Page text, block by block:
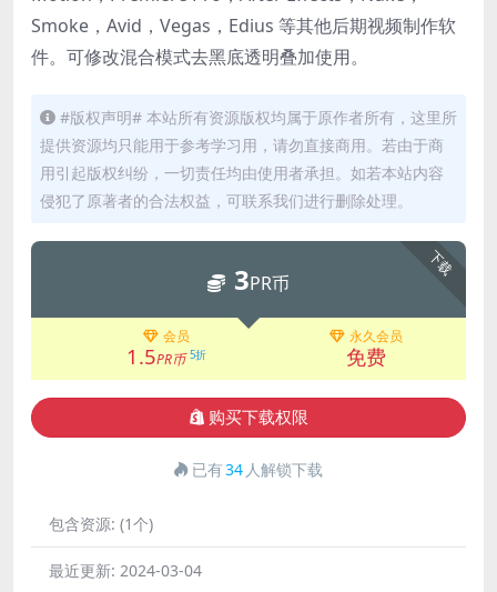
Smoke，Avid，Vegas，Edius 等其他后期视频制作软
件。可修改混合模式去黑底透明叠加使用。
#版权声明# 本站所有资源版权均属于原作者所有，这里所
提供资源均只能用于参考学习用，请勿直接商用。若由于商
用引起版权纠纷，一切责任均由使用者承担。如若本站内容
侵犯了原著者的合法权益，可联系我们进行删除处理。
下载
3PR币
会员
1.5PR币 5折
永久会员
免费
购买下载权限
已有34 人解锁下载
包含资源: (1个)
最近更新: 2024-03-04